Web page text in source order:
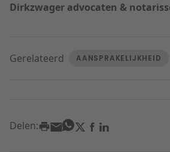
Dirkzwager advocaten &
Gerelateerd AANSPRAKELIJKHEID
Delen: